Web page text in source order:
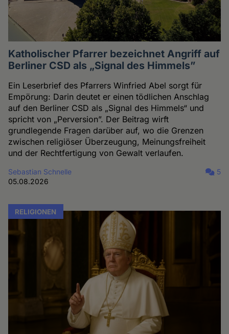
Katholischer Pfarrer bezeichnet Angriff auf
Berliner CSD als „Signal des Himmels”
Ein Leserbrief des Pfarrers Winfried Abel sorgt für
Empörung: Darin deutet er einen tödlichen Anschlag
auf den Berliner CSD als „Signal des Himmels“ und
spricht von „Perversion”. Der Beitrag wirft
grundlegende Fragen darüber auf, wo die Grenzen
zwischen religiöser Überzeugung, Meinungsfreiheit
und der Rechtfertigung von Gewalt verlaufen.
Sebastian Schnelle
05.08.2026
5
RELIGIONEN